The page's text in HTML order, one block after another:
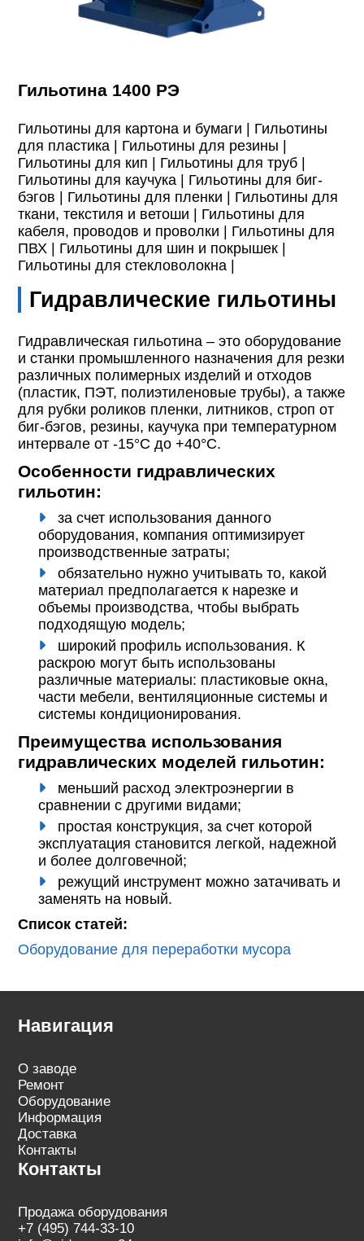
Гильотина 1400 РЭ
Гильотины для картона и бумаги | Гильотины
для пластика | Гильотины для резины |
Гильотины для кип | Гильотины для труб |
Гильотины для каучука | Гильотины для биг-
бэгов | Гильотины для пленки | Гильотины для
ткани, текстиля и ветоши | Гильотины для
кабеля, проводов и проволки | Гильотины для
ПВХ | Гильотины для шин и покрышек |
Гильотины для стекловолокна |
Гидравлические гильотины
Гидравлическая гильотина – это оборудование
и станки промышленного назначения для резки
различных полимерных изделий и отходов
(пластик, ПЭТ, полиэтиленовые трубы), а также
для рубки роликов пленки, литников, строп от
биг-бэгов, резины, каучука при температурном
интервале от -15°С до +40°С.
Особенности гидравлических
гильотин:
за счет использования данного
оборудования, компания оптимизирует
производственные затраты;
обязательно нужно учитывать то, какой
материал предполагается к нарезке и
объемы производства, чтобы выбрать
подходящую модель;
широкий профиль использования. К
раскрою могут быть использованы
различные материалы: пластиковые окна,
части мебели, вентиляционные системы и
системы кондиционирования.
Преимущества использования
гидравлических моделей гильотин:
меньший расход электроэнергии в
сравнении с другими видами;
простая конструкция, за счет которой
эксплуатация становится легкой, надежной
и более долговечной;
режущий инструмент можно затачивать и
заменять на новый.
Список статей:
Оборудование для переработки мусора
Навигация
О заводе
Ремонт
Оборудование
Информация
Доставка
Контакты
Контакты
Продажа оборудования
+7 (495) 744-33-10